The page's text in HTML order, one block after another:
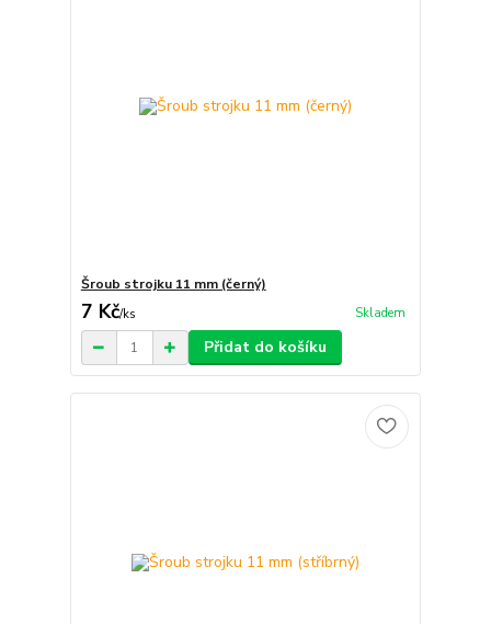
Šroub strojku 11 mm (černý)
7 Kč/ks Skladem
Přidat do košíku